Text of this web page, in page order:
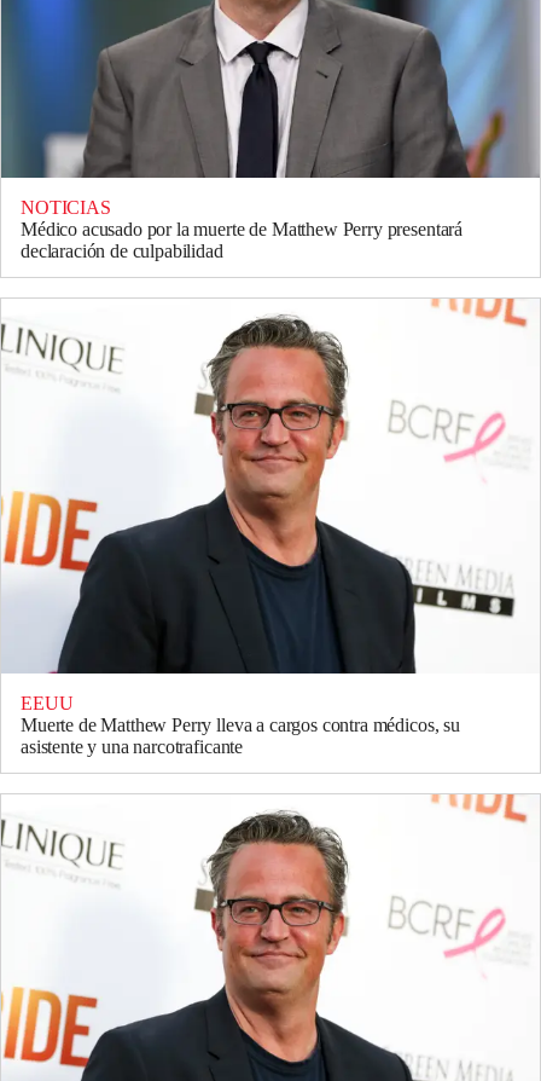
NOTICIAS
Médico acusado por la muerte de Matthew Perry presentará
declaración de culpabilidad
EEUU
Muerte de Matthew Perry lleva a cargos contra médicos, su
asistente y una narcotraficante